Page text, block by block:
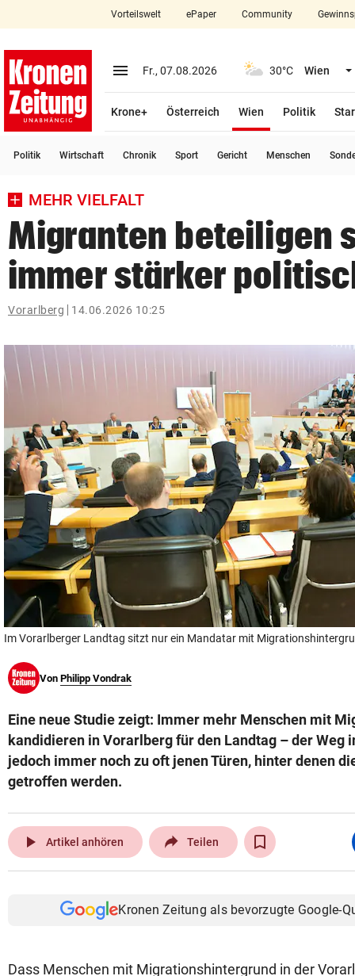
closeSchließen
account_circle Anmelden
arrow_right
bookmark
search
Suchbegriff
© Krone Multimedia GmbH & Co KG 2026
Muthgasse 2, 1190 Wien
Vorteilswelt ePaper Community
menu Menü aufklappen
Fr., 07.08.2026 30°C Wien
Krone+ Österreich Wien
Politik
Politik Wirtschaft Chronik Sport Gericht Menschen
MEHR VIELFALT
Migranten beteiligen
immer stärker
Vorarlberg 14.06.2026 10:25
Im Vorarlberger Landtag sitzt nur ein Mandatar mit
Von Philipp Vondrak
Eine neue Studie zeigt: Immer mehr Menschen mit
kandidieren in Vorarlberg für den Landtag – der Weg
jedoch immer noch zu oft jenen Türen, hinter denen
getroffen werden.
play_arrow Artikel anhören Teilen
Kronen Zeitung als bevorzugte Google-
Dass Menschen mit Migrationshintergrund in der